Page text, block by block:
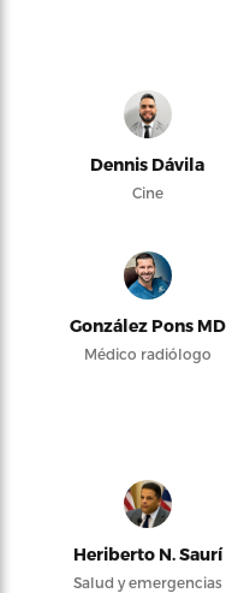
Dennis Dávila
Cine
González Pons MD
Médico radiólogo
Heriberto N. Saurí
Salud y emergencias